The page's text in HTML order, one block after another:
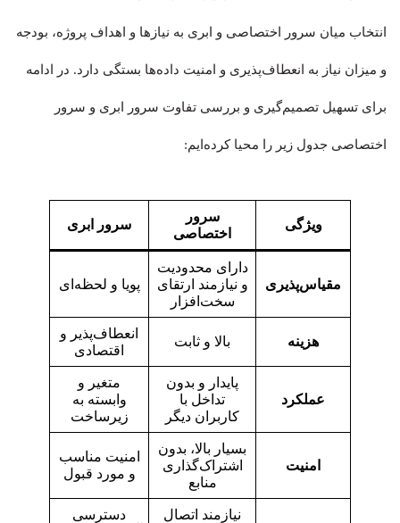
انتخاب میان سرور اختصاصی و ابری به نیازها و اهداف پروژه، بودجه
و میزان نیاز به انعطاف‌پذیری و امنیت داده‌ها بستگی دارد. در ادامه
برای تسهیل تصمیم‌گیری و بررسی تفاوت سرور ابری و سرور
اختصاصی جدول زیر را محیا کرده‌ایم:
ویژگی
سرور
اختصاصی
سرور ابری
مقیاس‌پذیری
دارای محدودیت
و نیازمند ارتقای
سخت‌افزار
پویا و لحظه‌ای
هزینه بالا و ثابت
انعطاف‌پذیر و
اقتصادی
عملکرد
پایدار و بدون
تداخل با
کاربران دیگر
متغیر و
وابسته به
زیرساخت
امنیت
بسیار بالا، بدون
اشتراک‌گذاری
منابع
امنیت مناسب
و مورد قبول
نیازمند اتصال
دسترسی